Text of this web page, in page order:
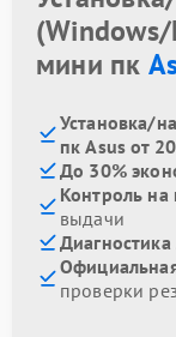
мини пк
Установка/
пк Asus от
До 30%
Контроль на
выдачи
проверки